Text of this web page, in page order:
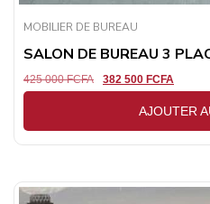
MOBILIER DE BUREAU
SALON DE BUREAU 3
425 000FCFA 382 500 FCFA
AJOUTER